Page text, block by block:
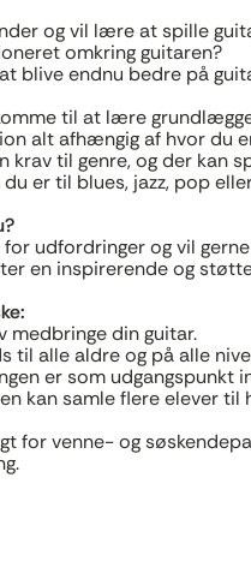
og vil lære at spille
omkring guitaren?
blive endnu bedre på
til at lære
alt afhængig af hvor du
krav til genre, og der kan
er til blues, jazz, pop
for udfordringer og vil
en inspirerende og
medbringe din guitar.
til alle aldre og på alle
er som udgangspunkt
kan samle flere elever
for venne- og